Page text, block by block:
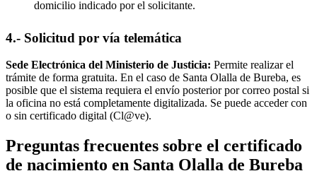
domicilio indicado por el solicitante.
4.- Solicitud por vía telemática
Sede Electrónica del Ministerio de Justicia: Permite realizar el
trámite de forma gratuita. En el caso de Santa Olalla de Bureba, es
posible que el sistema requiera el envío posterior por correo postal si
la oficina no está completamente digitalizada. Se puede acceder con
o sin certificado digital (Cl@ve).
Preguntas frecuentes sobre el certificado
de nacimiento en Santa Olalla de Bureba